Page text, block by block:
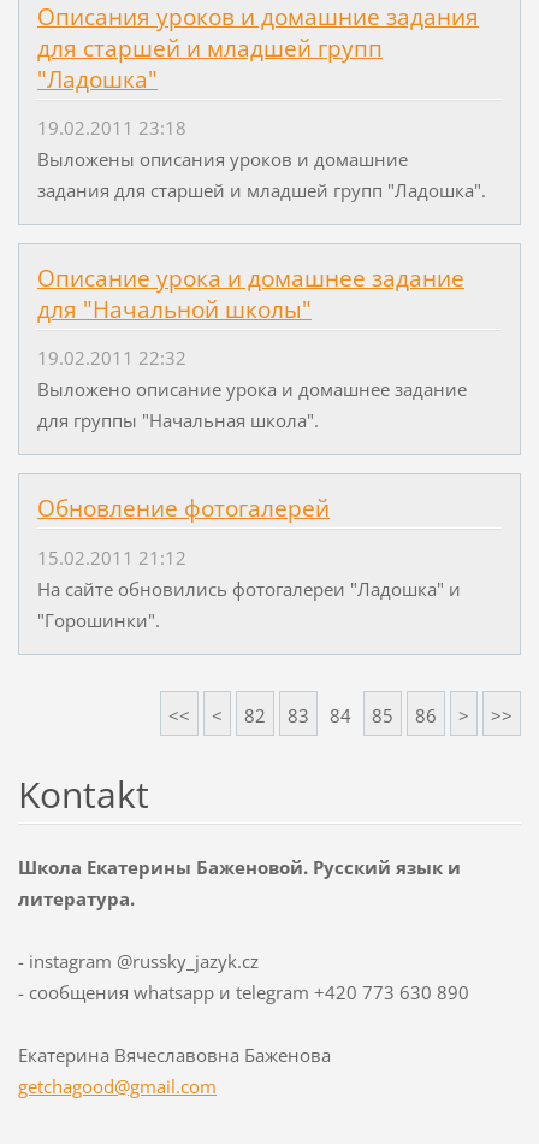
Описания уроков и домашние задания
для старшей и младшей групп
"Ладошка"
19.02.2011 23:18
Выложены описания уроков и домашние
задания для старшей и младшей групп "Ладошка".
Описание урока и домашнее задание
для "Начальной школы"
19.02.2011 22:32
Выложено описание урока и домашнее задание
для группы "Начальная школа".
Обновление фотогалерей
15.02.2011 21:12
На сайте обновились фотогалереи "Ладошка" и
"Горошинки".
<< < 82 83 84 85 86 > >>
Kontakt
Школа Екатерины Баженовой. Русский язык и
литература.
- instagram @russky_jazyk.cz
- сообщения whatsapp и telegram +420 773 630 890
Екатерина Вячеславовна Баженова
getchagood@gmail.com